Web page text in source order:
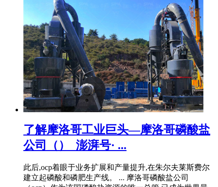
了解摩洛哥工业巨头—摩洛哥磷酸盐
公司（）_澎湃号· ...
此后,ocp着眼于业务扩展和产量提升,在朱尔夫莱斯费尔
建立起磷酸和磷肥生产线。 ... 摩洛哥磷酸盐公司